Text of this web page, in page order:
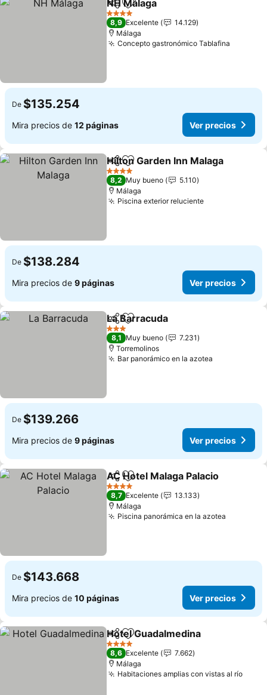
CompartirAgregar a favoritos
NH Málaga
4 Estrellas
8,9 Excelente
14.129
Málaga
Concepto gastronómico Tablafina
De $135.254
Mira precios de 12 páginas Ver precios
CompartirAgregar a favoritos
Hilton Garden Inn Malaga
4 Estrellas
8,2 Muy bueno
5.110
Málaga
Piscina exterior reluciente
De $138.284
Mira precios de 9 páginas Ver precios
CompartirAgregar a favoritos
La Barracuda
3 Estrellas
8,1 Muy bueno
7.231
Torremolinos
Bar panorámico en la azotea
De $139.266
Mira precios de 9 páginas Ver precios
CompartirAgregar a favoritos
AC Hotel Malaga Palacio
4 Estrellas
8,7 Excelente
13.133
Málaga
Piscina panorámica en la azotea
De $143.668
Mira precios de 10 páginas Ver precios
CompartirAgregar a favoritos
Hotel Guadalmedina
4 Estrellas
8,6 Excelente
7.662
Málaga
Habitaciones amplias con vistas al río